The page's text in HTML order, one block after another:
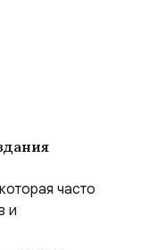
часто
и